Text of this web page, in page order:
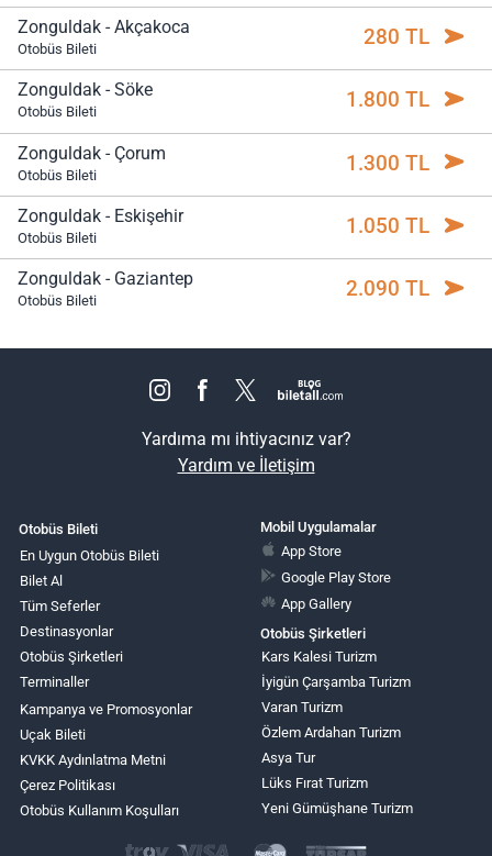
Zonguldak - Akçakoca
Otobüs Bileti 280 TL
Zonguldak - Söke
Otobüs Bileti 1.800 TL
Zonguldak - Çorum
Otobüs Bileti 1.300 TL
Zonguldak - Eskişehir
Otobüs Bileti 1.050 TL
Zonguldak - Gaziantep
Otobüs Bileti 2.090 TL
Yardıma mı ihtiyacınız var?
Yardım ve İletişim
Otobüs Bileti
En Uygun Otobüs Bileti
Bilet Al
Tüm Seferler
Destinasyonlar
Otobüs Şirketleri
Terminaller
Kampanya ve Promosyonlar
Uçak Bileti
KVKK Aydınlatma Metni
Çerez Politikası
Otobüs Kullanım Koşulları
Mobil Uygulamalar
App Store
Google Play Store
App Gallery
Otobüs Şirketleri
Kars Kalesi Turizm
İyigün Çarşamba Turizm
Varan Turizm
Özlem Ardahan Turizm
Asya Tur
Lüks Fırat Turizm
Yeni Gümüşhane Turizm